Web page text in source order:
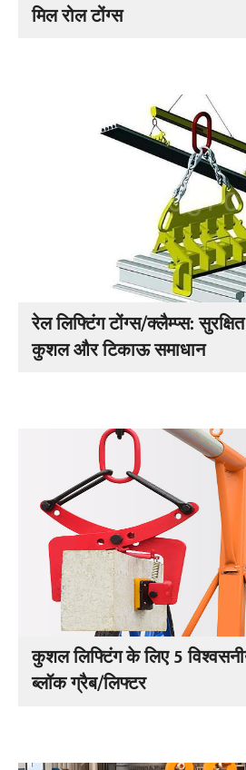
मिल रोल टोंग्स
रेल लिफ्टिंग टोंग्स/क्लैम्प्स:
कुशल और टिकाऊ समाधान
कुशल लिफ्टिंग के लिए 5
ब्लॉक ग्रैब/लिफ्टर